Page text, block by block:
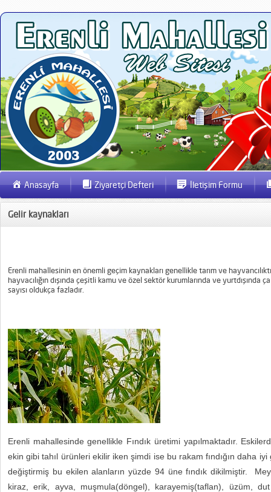
Anasayfa Ziyaretçi Defteri İletişim Formu
Gelir kaynakları
Erenli mahallesinin en önemli geçim kaynakları genellikle tarım ve
hayvacılığın dışında çeşitli kamu ve özel sektör kurumlarında ve yurtdışında
sayısı oldukça fazladır.
Erenli mahallesinde genellikle Fındık üretimi yapılmaktadır.
ekin gibi tahıl ürünleri ekilir iken şimdi ise bu rakam fındığın daha
değiştirmiş bu ekilen alanların yüzde 94 üne fındık dikilmiştir.
kiraz, erik, ayva, muşmula(döngel), karayemiş(taflan), üzüm,